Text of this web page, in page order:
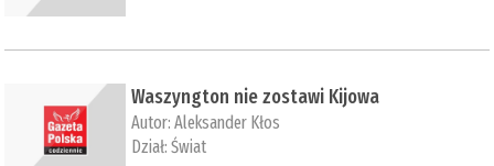
Waszyngton nie zostawi Kijowa
Autor:Aleksander Kłos
Dział:Świat